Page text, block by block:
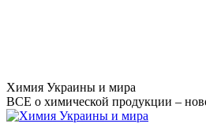
Перейти
к
содержанию
Химия Украины и мира
ВСЕ о химической продукции –